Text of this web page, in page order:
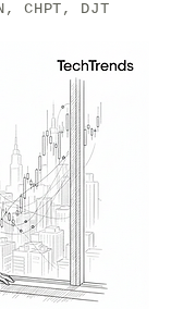
CHPT, DJT